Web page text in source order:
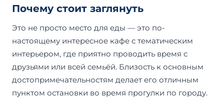
Почему стоит заглянуть
Это не просто место для еды — это по-
настоящему интересное кафе с тематическим
интерьером, где приятно проводить время с
друзьями или всей семьёй. Близость к основным
достопримечательностям делает его отличным
пунктом остановки во время прогулки по городу.